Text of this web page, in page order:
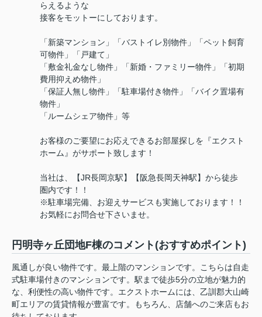
らえるような
接客をモットーにしております。
「新築マンション」「バストイレ別物件」「ペット飼育
可物件」「戸建て」
「敷金礼金なし物件」「新婚・ファミリー物件」「初期
費用抑えめ物件」
「保証人無し物件」「駐車場付き物件」「バイク置場有
物件」
「ルームシェア物件」等
お客様のご要望にお応えできるお部屋探しを『エクスト
ホーム』がサポート致します！
当社は、【JR長岡京駅】【阪急長岡天神駅】から徒歩
圏内です！！
※駐車場完備、お迎えサービスも実施しております！！
お気軽にお問合せ下さいませ。
円明寺ヶ丘団地F棟のコメント(おすすめポイント)
風通しが良い物件です。最上階のマンションです。こちらは自走
式駐車場付きのマンションです。駅まで徒歩5分の立地が魅力的
な、利便性の高い物件です。エクストホームには、乙訓郡大山崎
町エリアの賃貸情報が豊富です。もちろん、店舗へのご来店もお